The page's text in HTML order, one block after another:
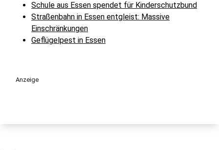
Schule aus Essen spendet für Kinderschutzbund
Straßenbahn in Essen entgleist: Massive
Einschränkungen
Geflügelpest in Essen
Anzeige